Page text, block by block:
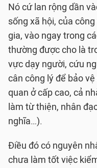
Nó cứ lan rộng dần
sống xã hội, của
gia, vào ngay trong
thường được cho là
vực dạy người, cứu
cân công lý để bảo
quan ở cấp cao, cả
làm từ thiện, nhân
nghĩa…).
Điều đó có nguyên
chưa làm tốt việc